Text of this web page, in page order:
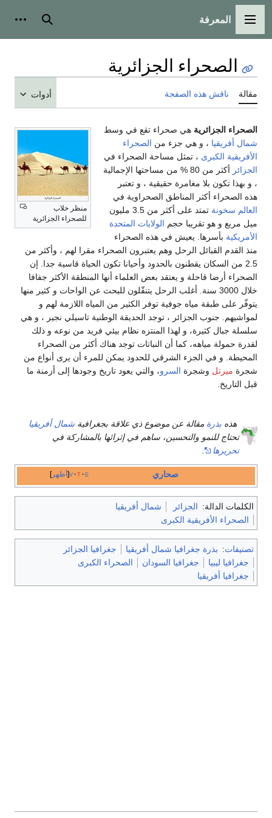
القائمة الرئيسية
المعرفة بحث
الصحراء الجزائرية
مقالة ناقش هذه الصفحة أدوات
منظر خلاب
للصحراء الجزائرية
الصحراء الجزائرية هي صحراء تقع في وسط
شمال أفريقيا ، و هي جزء من الصحراء
الأفريقية الكبرى ، تمثل مساحة الصحراء في
الجزائر
أكثر من 80 % من مساحتها الإجمالية
، و بهذا تكون بلا مغامرة حقيقية ، و تعتبر
هذه الصحراء أكثر المناطق الصحراوية في
العالم سخونة
تمتد على أكثر من 3.5 مليون
ميل مربع و هو تقريبا حجم الولايات المتحدة
الأمريكية بأسرها. يعيش في هذه الصحراء
منذ القدم القبائل الرحل وهم يعتبرون الصحراء مقرا لهم ، وأكثر من
2.5 من السكان يقطنون بالحدود وأحيانا تكون الحياة قاسية جدا. إن
الصحراء أرضا قاحلة و يعتقد بعض العلماء أنها المنطقة الأكثر جفافا
خلال 3000 سنة. أغلب الرحل يتنقّلون للبحث عن الواحات و كثير منها
يتوفّر على طبقة مياه جوفية توفر الكثير من المياه اللازمة لهم و
لمواشيهم. جنوب الجزائر ، توجد الحديقة الوطنية تاسيلي نجير ، و هي
سلسلة جبال كثيرة، و لهذا المنتزه نظام بيئي فريد من نوعه و ذلك
لقدرة حمولة مياهه، كما أن النباتات توجد هناك أكثر من الصحراء
المحيطة. و في الجزء الشرقي للحدود يمكن للمرء أن يرى أنواع من
شجرة ميرتل وشجرة السرو، والتي يعود تاريخ وجودها إلى أزمنة ما
قبل التاريخ.
هذه بذرة مقالة عن موضوع ذي علاقة بجغرافية شمال أفريقيا
تحتاج للنمو والتحسين، ساهم في إثرائها بالمشاركة في
تحريرها
أظهر v t e صحاري
الكلمات الدالة: الجزائر
شمال أفريقيا
الصحراء الأفريقية الكبرى
تصنيفات: بذرة جغرافيا شمال أفريقيا
جغرافيا الجزائر
جغرافيا ليبيا
جغرافيا السودان
الصحراء الكبرى
جغرافيا أفريقيا